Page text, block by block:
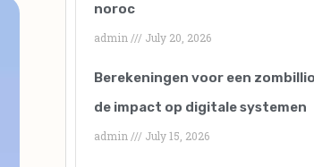
noroc
admin July 20, 2026
Berekeningen voor een
de impact op digitale systemen
admin July 15, 2026